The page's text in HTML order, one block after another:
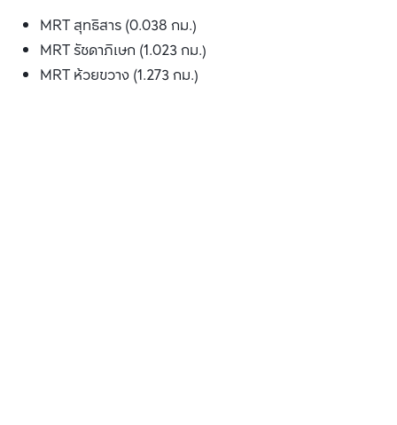
MRT สุทธิสาร (0.038 กม.)
MRT รัชดาภิเษก (1.023 กม.)
MRT ห้วยขวาง (1.273 กม.)